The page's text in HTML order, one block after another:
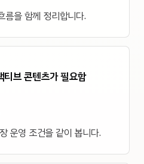
름을 함께 정리합니다.
티브 콘텐츠가 필요함
운영 조건을 같이 봅니다.